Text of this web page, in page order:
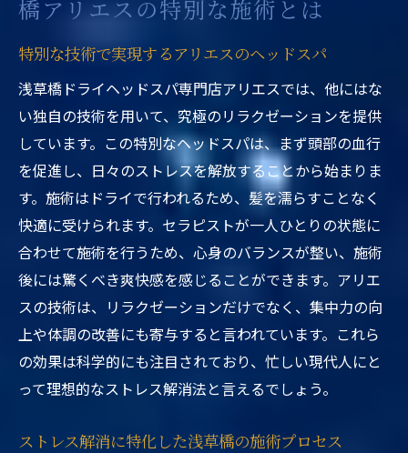
橋アリエスの特別な施術とは
特別な技術で実現するアリエスのヘッドスパ
浅草橋ドライヘッドスパ専門店アリエスでは、他にはな
い独自の技術を用いて、究極のリラクゼーションを提供
しています。この特別なヘッドスパは、まず頭部の血行
を促進し、日々のストレスを解放することから始まりま
す。施術はドライで行われるため、髪を濡らすことなく
快適に受けられます。セラピストが一人ひとりの状態に
合わせて施術を行うため、心身のバランスが整い、施術
後には驚くべき爽快感を感じることができます。アリエ
スの技術は、リラクゼーションだけでなく、集中力の向
上や体調の改善にも寄与すると言われています。これら
の効果は科学的にも注目されており、忙しい現代人にと
って理想的なストレス解消法と言えるでしょう。
ストレス解消に特化した浅草橋の施術プロセス